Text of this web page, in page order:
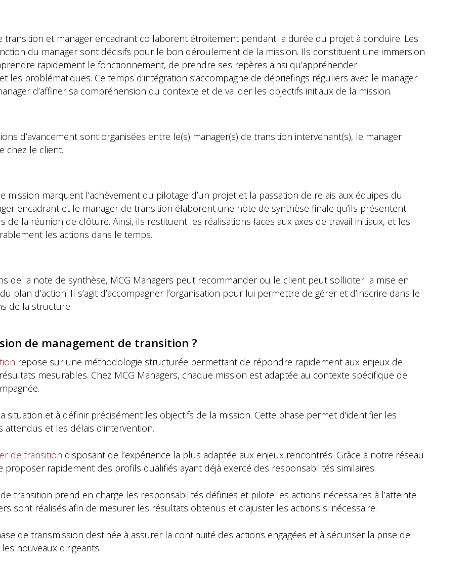
transition et manager encadrant collaborent étroitement pendant la durée du projet à conduire. Les
du manager sont décisifs pour le bon déroulement de la mission. Ils constituent une immersion
rapidement le fonctionnement, de prendre ses repères ainsi qu’appréhender
les problématiques. Ce temps d’intégration s’accompagne de débriefings réguliers avec le manager
d’affiner sa compréhension du contexte et de valider les objectifs initiaux de la mission.
d’avancement sont organisées entre le(s) manager(s) de transition intervenant(s), le manager
chez le client.
mission marquent l’achèvement du pilotage d’un projet et la passation de relais aux équipes du
encadrant et le manager de transition élaborent une note de synthèse finale qu’ils présentent
la réunion de clôture. Ainsi, ils restituent les réalisations faces aux axes de travail initiaux, et les
les actions dans le temps.
de la note de synthèse, MCG Managers peut recommander ou le client peut solliciter la mise en
plan d’action. Il s’agit d’accompagner l’organisation pour lui permettre de gérer et d’inscrire dans le
de la structure.
de management de transition ?
repose sur une méthodologie structurée permettant de répondre rapidement aux enjeux de
mesurables. Chez MCG Managers, chaque mission est adaptée au contexte spécifique de
situation et à définir précisément les objectifs de la mission. Cette phase permet d’identifier les
et les délais d’intervention.
de transition disposant de l’expérience la plus adaptée aux enjeux rencontrés. Grâce à notre réseau
rapidement des profils qualifiés ayant déjà exercé des responsabilités similaires.
transition prend en charge les responsabilités définies et pilote les actions nécessaires à l’atteinte
sont réalisés afin de mesurer les résultats obtenus et d’ajuster les actions si nécessaire.
de transmission destinée à assurer la continuité des actions engagées et à sécuriser la prise de
nouveaux dirigeants.